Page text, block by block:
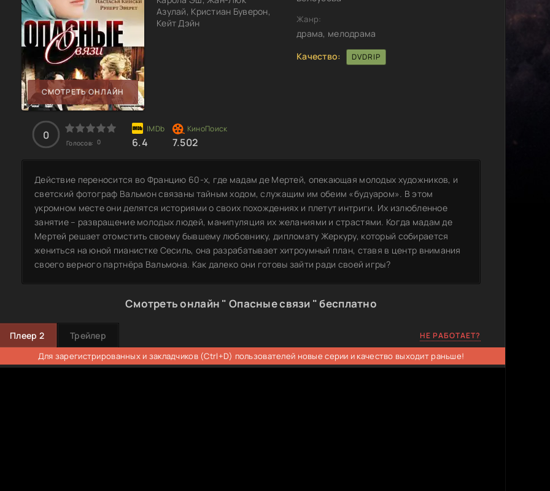
СМОТРЕТЬ ОНЛАЙН
Азулай, Кристиан Буверон,
Кейт Дэйн
Жанр:
драма, мелодрама
Качество:
DVDRIP
0
Голосов: 0 6.4 7.502
Действие переносится во Францию 60-х, где мадам де Мертей, опекающая молодых художников, и
светский фотограф Вальмон связаны тайным ходом, служащим им обеим «будуаром». В этом
укромном месте они делятся историями о своих похождениях и плетут интриги. Их излюбленное
занятие – развращение молодых людей, манипуляция их желаниями и страстями. Когда мадам де
Мертей решает отомстить своему бывшему любовнику, дипломату Жеркуру, который собирается
жениться на юной пианистке Сесиль, она разрабатывает хитроумный план, ставя в центр внимания
своего верного партнёра Вальмона. Как далеко они готовы зайти ради своей игры?
Смотреть онлайн " Опасные связи " бесплатно
Плеер 2 Трейлер НЕ РАБОТАЕТ?
Для зарегистрированных и закладчиков (Ctrl+D) пользователей новые серии и качество выходит раньше!